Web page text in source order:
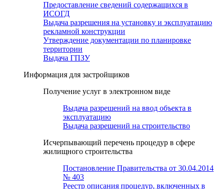
Предоставление сведений содержащихся в
ИСОГД
Выдача разрешения на установку и эксплуатацию
рекламной конструкции
Утверждение документации по планировке
территории
Выдача ГПЗУ
Информация для застройщиков
Получение услуг в электронном виде
Выдача разрешений на ввод объекта в
эксплуатацию
Выдача разрешений на строительство
Исчерпывающий перечень процедур в сфере
жилищного строительства
Постановление Правительства от 30.04.2014
№ 403
Реестр описания процедур, включенных в